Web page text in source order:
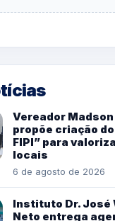
Vereador
propõe criação
FIPI” para
locais
6 de agosto de 2026
Instituto Dr. José
Neto entrega